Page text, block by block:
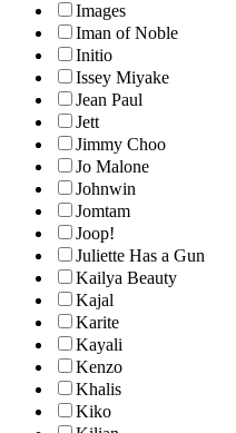
Images
Iman of Noble
Initio
Issey Miyake
Jean Paul
Jett
Jimmy Choo
Jo Malone
Johnwin
Jomtam
Joop!
Juliette Has a Gun
Kailya Beauty
Kajal
Karite
Kayali
Kenzo
Khalis
Kiko